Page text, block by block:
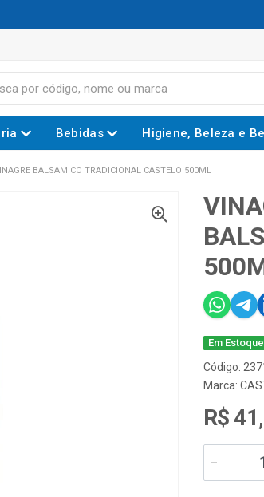
Bebidas Higiene, Beleza e
BALSAMICO TRADICIONAL CASTELO 500ML
Em Estoque
Código:
Marca:
R$